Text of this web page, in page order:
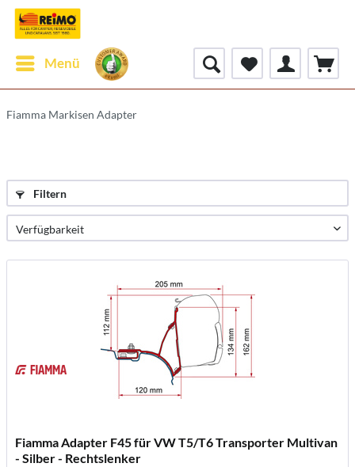
Menü
Fiamma Markisen Adapter
Filtern
Fiamma Adapter F45 für VW T5/T6 Transporter Multivan
- Silber - Rechtslenker